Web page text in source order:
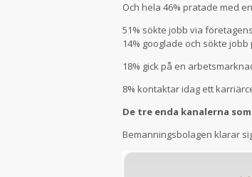
Och hela 46% pratade med
51% sökte jobb via
14% googlade och sökte
18% gick på en
8% kontaktar idag ett
De tre enda kanalerna
Bemanningsbolagen klarar